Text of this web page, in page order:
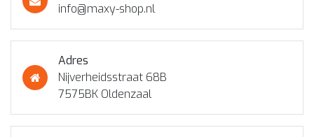
info@maxy-shop.nl
Adres
Nijverheidsstraat 68B
7575BK Oldenzaal